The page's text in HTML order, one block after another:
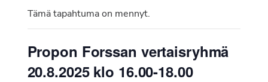
vuonna
Suomen
Tämä tapahtuma on mennyt.
Propon Forssan vertaisryhmä
20.8.2025 klo 16.00-18.00